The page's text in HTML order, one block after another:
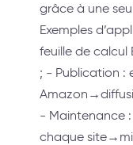
grâce à une
Exemples
feuille de calcul
; - Publication :
- Maintenance :
chaque